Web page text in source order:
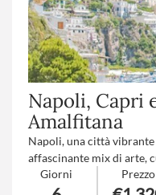
Napoli, Capri
Amalfitana
Napoli, una città
affascinante mix di arte,
Costiera Amalfitana,
meraviglie più celebri
Giorni Prezzo